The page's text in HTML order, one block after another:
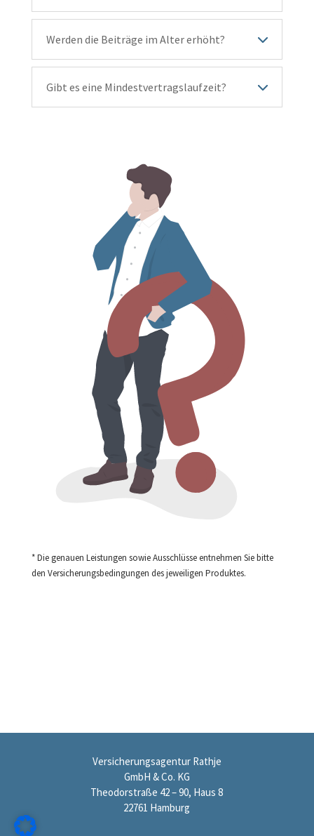
Werden die Beiträge im Alter erhöht?
Gibt es eine Mindestvertragslaufzeit?
* Die genauen Leistungen sowie Ausschlüsse entnehmen Sie bitte
den Versicherungsbedingungen des jeweiligen Produktes.
Versicherungsagentur Rathje
GmbH & Co. KG
Theodorstraße 42 – 90, Haus 8
22761 Hamburg